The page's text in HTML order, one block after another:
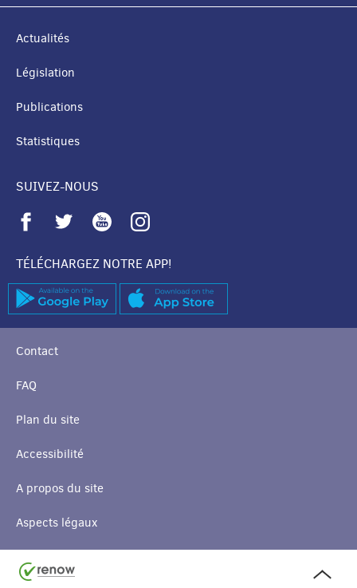
Actualités
Législation
Publications
Statistiques
SUIVEZ-NOUS
TÉLÉCHARGEZ NOTRE APP!
Contact
FAQ
Plan du site
Accessibilité
A propos du site
Aspects légaux
de